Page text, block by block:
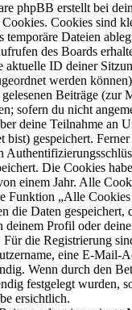
phpBB erstellt bei
Cookies sind
temporäre Dateien
des Boards
aktuelle ID deiner
werden
Beiträge (zur
sofern du nicht
deine Teilnahme an
bist) gespeichert.
Die Cookies
einem Jahr. Alle
Funktion „Alle Cookies
die Daten gespeichert,
deinem Profil oder
die Registrierung
eine E-Mail-
Wenn durch den
festgelegt wurden,
ersichtlich.